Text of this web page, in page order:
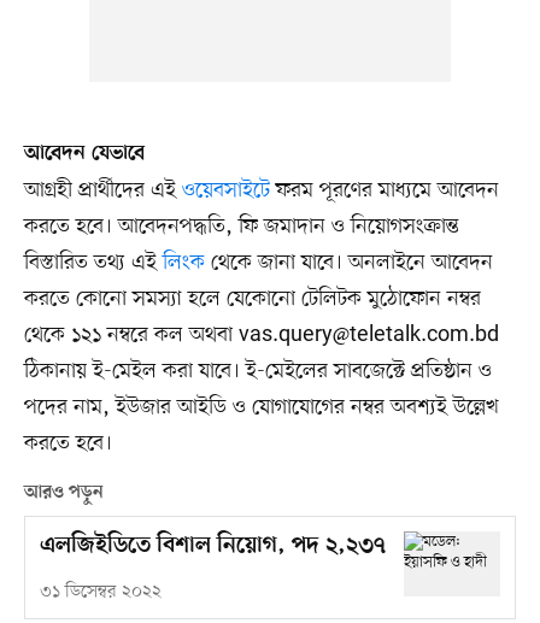
আবেদন যেভাবে
আগ্রহী প্রার্থীদের এইওয়েবসাইটেফরম পূরণের মাধ্যমে আবেদন
করতে হবে। আবেদনপদ্ধতি, ফি জমাদান ও নিয়োগসংক্রান্ত
বিস্তারিত তথ্য এইলিংকথেকে জানা যাবে। অনলাইনে আবেদন
করতে কোনো সমস্যা হলে যেকোনো টেলিটক মুঠোফোন নম্বর
থেকে ১২১ নম্বরে কল অথবা vas.query@teletalk.com.bd
ঠিকানায় ই-মেইল করা যাবে। ই-মেইলের সাবজেক্টে প্রতিষ্ঠান ও
পদের নাম, ইউজার আইডি ও যোগাযোগের নম্বর অবশ্যই উল্লেখ
করতে হবে।
আরও পড়ুন
এলজিইডিতে বিশাল নিয়োগ, পদ ২,২৩৭
৩১ ডিসেম্বর ২০২২